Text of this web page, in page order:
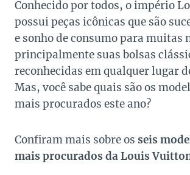
Conhecido por todos, o império
possui peças icônicas que são
e sonho de consumo para muitas
principalmente suas bolsas
reconhecidas em qualquer lugar
Mas, você sabe quais são os
mais procurados este ano?
Confiram mais sobre os seis
mais procurados da Louis